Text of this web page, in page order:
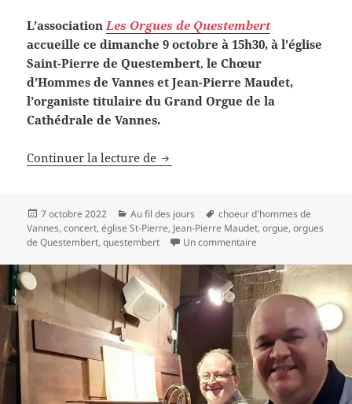
L’association Les Orgues de Questembert
accueille ce dimanche 9 octobre à 15h30,à l’église
Saint-Pierre de Questembert, le Chœur
d’Hommes de Vannes et Jean-Pierre Maudet,
l’organiste titulaire du Grand Orgue de la
Cathédrale de Vannes.
Continuer la lecture de Le Choeur d’hommes de Vannes
Publié
le
7 octobre 2022 Catégories
Au fil des jours
Mots-
clés
choeur d'hommes de
Vannes,concert,église St-Pierre, Jean-Pierre Maudet,orgue,orgues
de Questembert,questembert Un commentaire